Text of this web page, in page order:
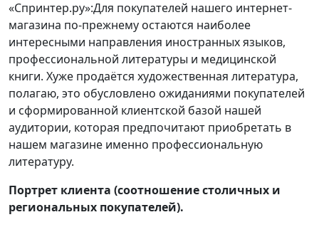
«Спринтер.ру»:Для покупателей нашего интернет-
магазина по-прежнему остаются наиболее
интересными направления иностранных языков,
профессиональной литературы и медицинской
книги. Хуже продаётся художественная литература,
полагаю, это обусловлено ожиданиями покупателей
и сформированной клиентской базой нашей
аудитории, которая предпочитают приобретать в
нашем магазине именно профессиональную
литературу.
Портрет клиента (соотношение столичных и
региональных покупателей).